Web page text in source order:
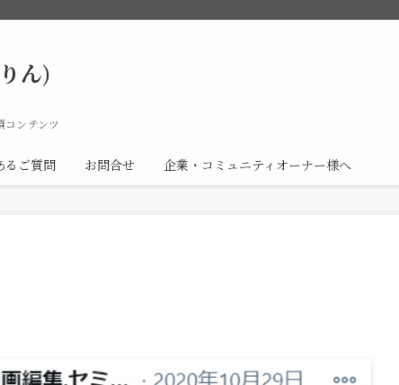
ん)
コンテンツ
るご質問 お問合せ 企業・コミュニティオーナー様へ